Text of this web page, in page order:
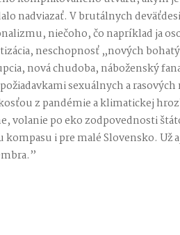
nadviazať. V brutálnych
niečoho, čo napríklad ja
neschopnosť „nových
nová chudoba, náboženský
sexuálnych a
z pandémie a klimatickej
volanie po eko zodpovednosti
i pre malé Slovensko. Už